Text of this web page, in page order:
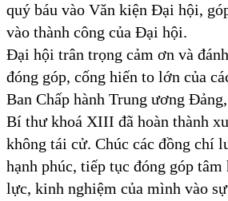
quý báu vào Văn kiện Đại hội,
vào thành công của Đại hội.
Đại hội trân trọng cảm ơn và
đóng góp, cống hiến to lớn của
Ban Chấp hành Trung ương
Bí thư khoá XIII đã hoàn thành
không tái cử. Chúc các đồng chí
hạnh phúc, tiếp tục đóng góp
lực, kinh nghiệm của mình vào